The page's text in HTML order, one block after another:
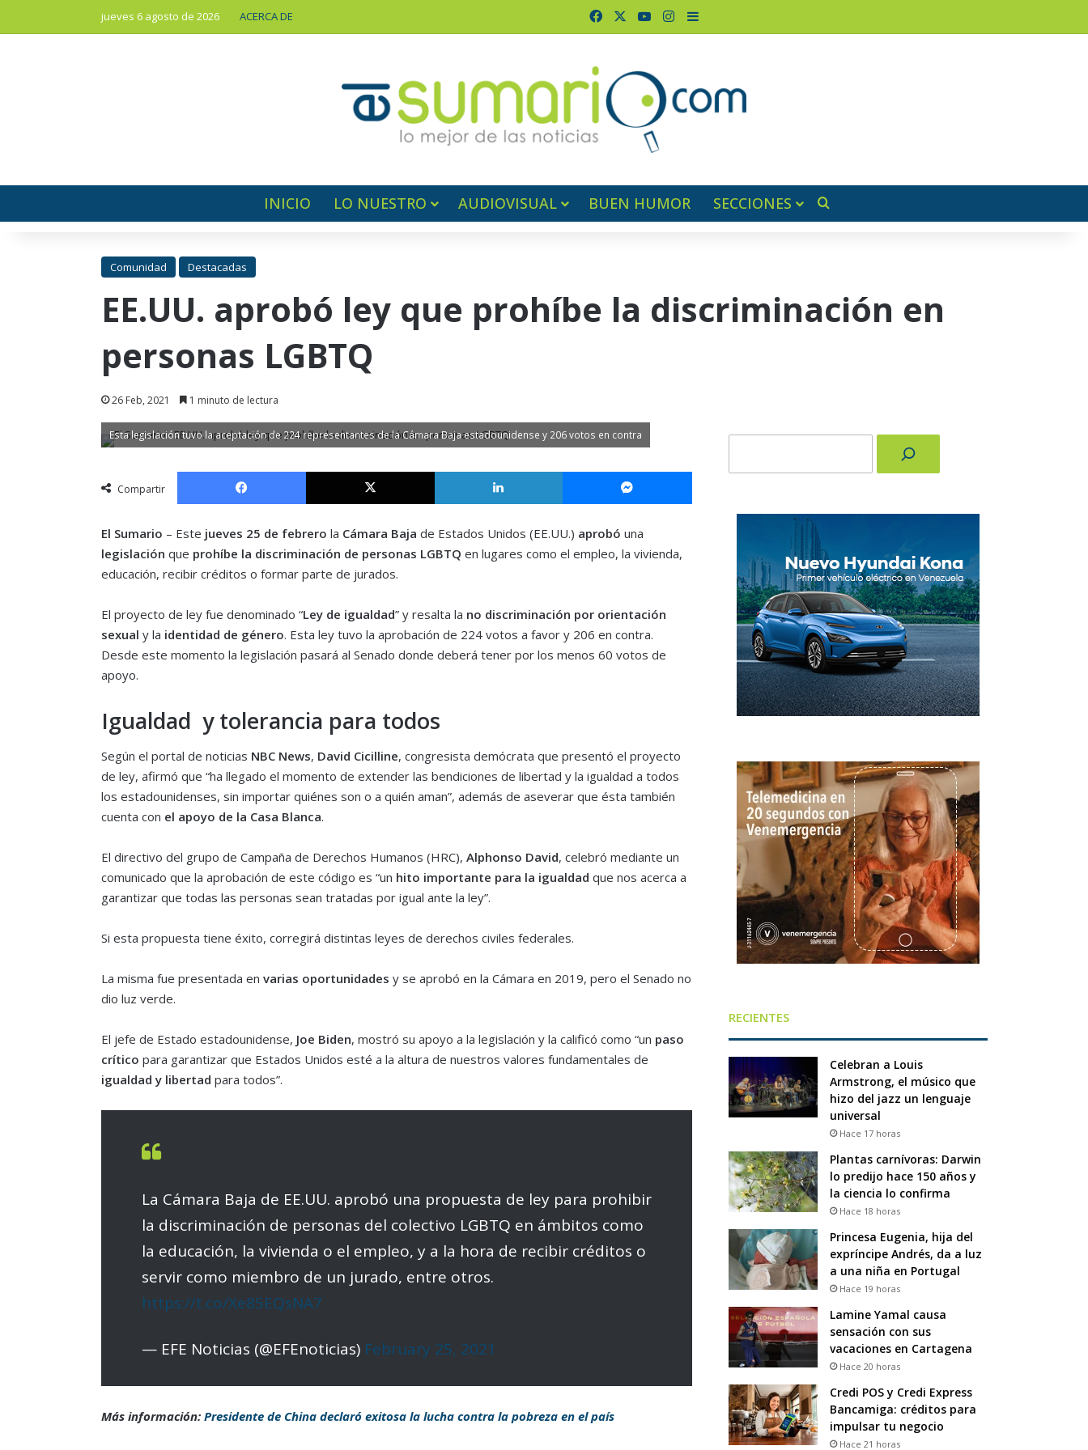
jueves 6 agosto de 2026 ACERCA DE FacebookYouTubeInstagram
Barra lateral
INICIO LO NUESTRO AUDIOVISUAL BUEN HUMOR SECCIONES
Comunidad Destacadas
EE.UU. aprobó ley que prohíbe la discriminación en
personas LGBTQ
26 Feb, 2021 1 minuto de lectura
Esta legislación tuvo la aceptación de 224 representantes de la Cámara Baja estadounidense y 206 votos en contra
Compartir
Facebook X LinkedIn Messenger
El Sumario – Este jueves 25 de febrero la Cámara Baja de Estados Unidos (EE.UU.) aprobó una
legislación que prohíbe la discriminación de personas LGBTQ en lugares como el empleo, la vivienda,
educación, recibir créditos o formar parte de jurados.
El proyecto de ley fue denominado “Ley de igualdad” y resalta la no discriminación por orientación
sexual y la identidad de género. Esta ley tuvo la aprobación de 224 votos a favor y 206 en contra.
Desde este momento la legislación pasará al Senado donde deberá tener por los menos 60 votos de
apoyo.
Igualdad y tolerancia para todos
Según el portal de noticias NBC News, David Cicilline, congresista demócrata que presentó el proyecto
de ley, afirmó que “ha llegado el momento de extender las bendiciones de libertad y la igualdad a todos
los estadounidenses, sin importar quiénes son o a quién aman”, además de aseverar que ésta también
cuenta con el apoyo de la Casa Blanca.
El directivo del grupo de Campaña de Derechos Humanos (HRC), Alphonso David, celebró mediante un
comunicado que la aprobación de este código es “un hito importante para la igualdad que nos acerca a
garantizar que todas las personas sean tratadas por igual ante la ley”.
Si esta propuesta tiene éxito, corregirá distintas leyes de derechos civiles federales.
La misma fue presentada en varias oportunidades y se aprobó en la Cámara en 2019, pero el Senado no
dio luz verde.
El jefe de Estado estadounidense, Joe Biden, mostró su apoyo a la legislación y la calificó como “un paso
crítico para garantizar que Estados Unidos esté a la altura de nuestros valores fundamentales de
igualdad y libertad para todos”.
La Cámara Baja de EE.UU. aprobó una propuesta de ley para prohibir
la discriminación de personas del colectivo LGBTQ en ámbitos como
la educación, la vivienda o el empleo, y a la hora de recibir créditos o
servir como miembro de un jurado, entre otros.
https://t.co/Xe85EQsNA7
— EFE Noticias (@EFEnoticias) February 25, 2021
Más información: Presidente de China declaró exitosa la lucha contra la pobreza en el país
RECIENTES
Celebran a Louis
Armstrong, el músico que
hizo del jazz un lenguaje
universal
Hace 17 horas
Plantas carnívoras: Darwin
lo predijo hace 150 años y
la ciencia lo confirma
Hace 18 horas
Princesa Eugenia, hija del
expríncipe Andrés, da a luz
a una niña en Portugal
Hace 19 horas
Lamine Yamal causa
sensación con sus
vacaciones en Cartagena
Hace 20 horas
Credi POS y Credi Express
Bancamiga: créditos para
impulsar tu negocio
Hace 21 horas